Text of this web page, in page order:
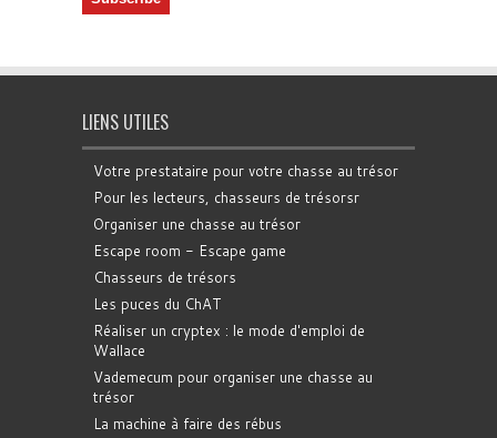
LIENS UTILES
Votre prestataire pour votre chasse au trésor
Pour les lecteurs, chasseurs de trésorsr
Organiser une chasse au trésor
Escape room - Escape game
Chasseurs de trésors
Les puces du ChAT
Réaliser un cryptex : le mode d'emploi de
Wallace
Vademecum pour organiser une chasse au
trésor
La machine à faire des rébus